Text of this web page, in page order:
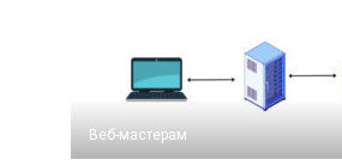
Веб-мастерам